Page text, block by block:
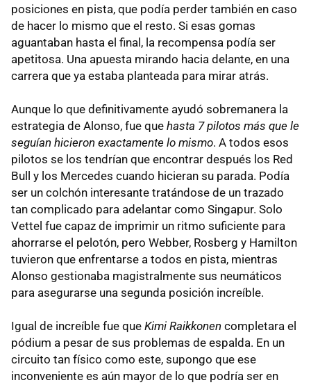
posiciones en pista, que podía perder también en caso
de hacer lo mismo que el resto. Si esas gomas
aguantaban hasta el final, la recompensa podía ser
apetitosa. Una apuesta mirando hacia delante, en una
carrera que ya estaba planteada para mirar atrás.
Aunque lo que definitivamente ayudó sobremanera la
estrategia de Alonso, fue que hasta 7 pilotos más que le
seguían hicieron exactamente lo mismo. A todos esos
pilotos se los tendrían que encontrar después los Red
Bull y los Mercedes cuando hicieran su parada. Podía
ser un colchón interesante tratándose de un trazado
tan complicado para adelantar como Singapur. Solo
Vettel fue capaz de imprimir un ritmo suficiente para
ahorrarse el pelotón, pero Webber, Rosberg y Hamilton
tuvieron que enfrentarse a todos en pista, mientras
Alonso gestionaba magistralmente sus neumáticos
para asegurarse una segunda posición increíble.
Igual de increíble fue que Kimi Raikkonen completara el
pódium a pesar de sus problemas de espalda. En un
circuito tan físico como este, supongo que ese
inconveniente es aún mayor de lo que podría ser en